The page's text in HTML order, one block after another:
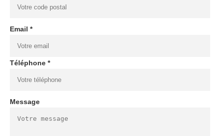
Email *
Téléphone *
Message